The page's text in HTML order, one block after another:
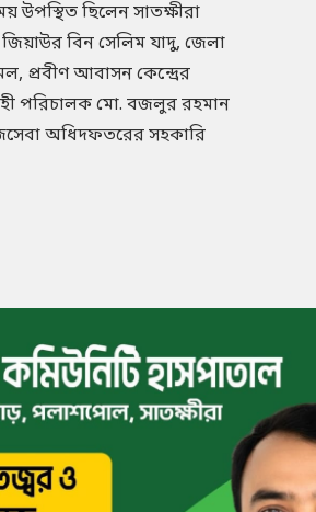
উপস্থিত ছিলেন সাতক্ষীরা
বিন সেলিম যাদু, জেলা
প্রবীণ আবাসন কেন্দ্রের
পরিচালক মো. বজলুর রহমান
অধিদফতরের সহকারি